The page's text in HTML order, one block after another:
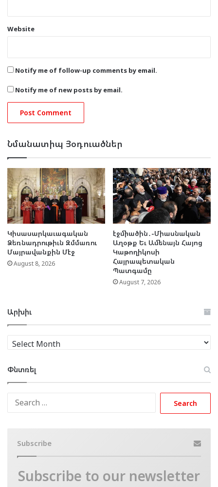
Website
Notify me of follow-up comments by email.
Notify me of new posts by email.
Նմանատիպ Յօդուածներ
Կիսասարկաւագական
Ձեռնադրութիւն Զմմառու
Մայրավանքին Մէջ
August 8, 2026
էջմիածին․-Միասնական
Աղօթք Եւ Ամենայն Հայոց
Կաթողիկոսի
Հայրապետական
Պատգամը
August 7, 2026
Արխիւ
Արխիւ
Փնտռել
Subscribe
Subscribe to our newsletter